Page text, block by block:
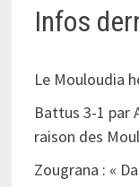
Infos
Le Mouloudia
Battus 3-1 par
raison des
Zougrana : «